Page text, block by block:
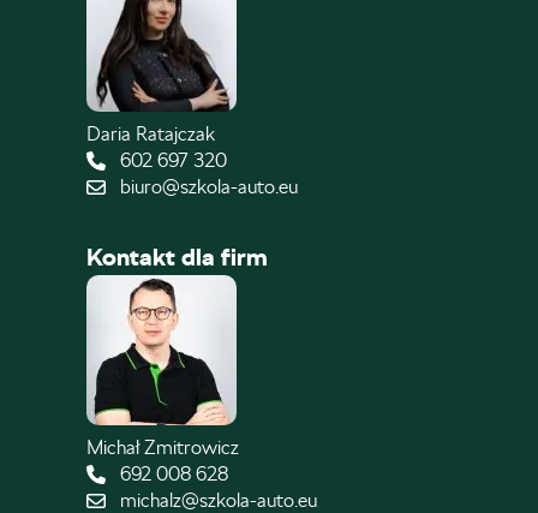
Daria Ratajczak
602 697 320
biuro@szkola-auto.eu
Kontakt dla firm
Michał Zmitrowicz
692 008 628
michalz@szkola-auto.eu